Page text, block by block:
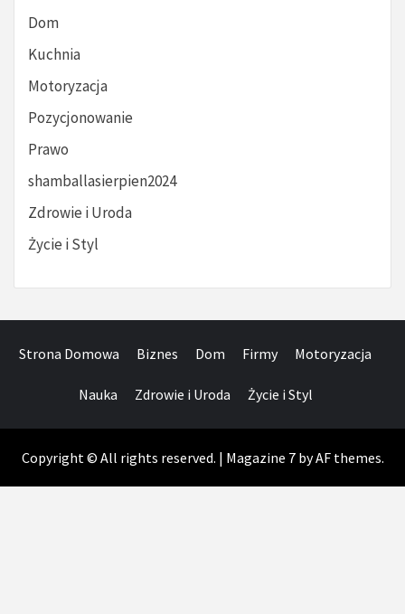
Dom
Kuchnia
Motoryzacja
Pozycjonowanie
Prawo
shamballasierpien2024
Zdrowie i Uroda
Życie i Styl
Strona Domowa Biznes Dom Firmy Motoryzacja
Nauka Zdrowie i Uroda Życie i Styl
Copyright © All rights reserved. | Magazine 7by AF themes.